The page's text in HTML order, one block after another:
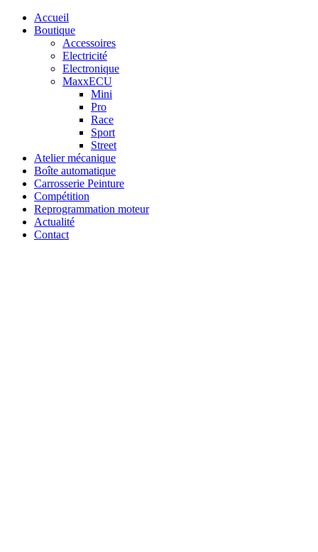
Accueil
Boutique
Accessoires
Electricité
Electronique
MaxxECU
Mini
Pro
Race
Sport
Street
Atelier mécanique
Boîte automatique
Carrosserie Peinture
Compétition
Reprogrammation moteur
Actualité
Contact